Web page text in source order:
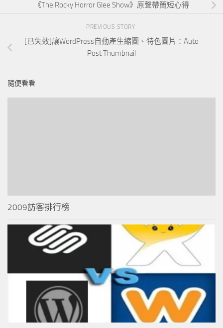
《The Rocky Horror Glee Show》原聲帶簡短心得
PREVIOUS STORY
[已失效]讓WordPress自動產生縮圖、特色圖片：Auto
Post Thumbnail
隨便看看
2009訪客排行榜